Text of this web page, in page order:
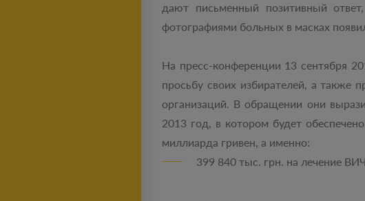
дают письменный позитивный
фотографиями больных в масках
На пресс-конференции 13 сентября
просьбу своих избирателей, а
организаций. В обращении они
2013 год, в котором будет
миллиарда гривен, а именно:
399 840 тыс. грн. на лечение